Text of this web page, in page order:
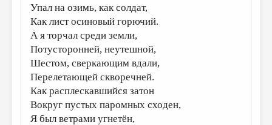
Упал на озимь, как солдат,
Как лист осиновый горючий.
А я торчал среди земли,
Потусторонней, неутешной,
Шестом, сверкающим вдали,
Перелетающей скворечней.
Как расплескавшийся затон
Вокруг пустых паромных сходен,
Я был ветрами угнетён,